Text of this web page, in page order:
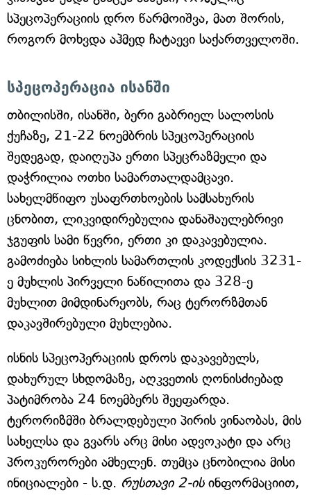
სპეცოპერაციის დრო წარმოიშვა, მათ შორის,
როგორ მოხვდა აჰმედ ჩატაევი საქართველოში.
სპეცოპერაცია ისანში
თბილისში, ისანში, ბერი გაბრიელ სალოსის
ქუჩაზე, 21-22 ნოემბრის სპეცოპერაციის
შედეგად, დაიღუპა ერთი სპეცრაზმელი და
დაჭრილია ოთხი სამართალდამცავი.
სახელმწიფო უსაფრთხოების სამსახურის
ცნობით, ლიკვიდირებულია დანაშაულებრივი
ჯგუფის სამი წევრი, ერთი კი დაკავებულია.
გამოძიება სიხლის სამართლის კოდექსის 3231-
ე მუხლის პირველი ნაწილითა და 328-ე
მუხლით მიმდინარეობს, რაც ტერორზმთან
დაკავშირებული მუხლებია.
ისნის სპეცოპერაციის დროს დაკავებულს,
დახურულ სხდომაზე, აღკვეთის ღონისძიებად
პატიმრობა 24 ნოემბერს შეეფარდა.
ტერორიზმში ბრალდებული პირის ვინაობას, მის
სახელსა და გვარს არც მისი ადვოკატი და არც
პროკურორები ამხელენ. თუმცა ცნობილია მისი
ინიციალები - ს.დ. რუსთავი 2-ისინფორმაციით,